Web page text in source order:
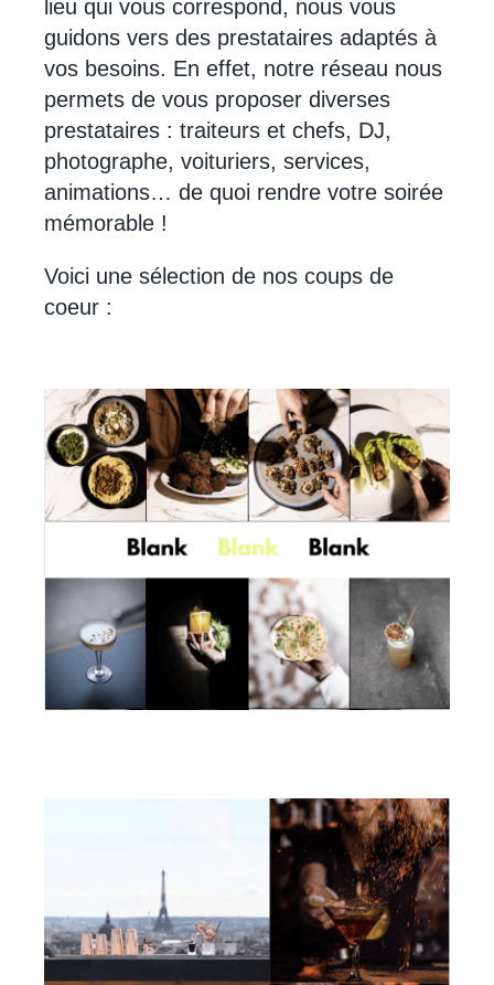
lieu qui vous correspond, nous vous
guidons vers des prestataires adaptés à
vos besoins. En effet, notre réseau nous
permets de vous proposer diverses
prestataires : traiteurs et chefs, DJ,
photographe, voituriers, services,
animations… de quoi rendre votre soirée
mémorable !
Voici une sélection de nos coups de
coeur :